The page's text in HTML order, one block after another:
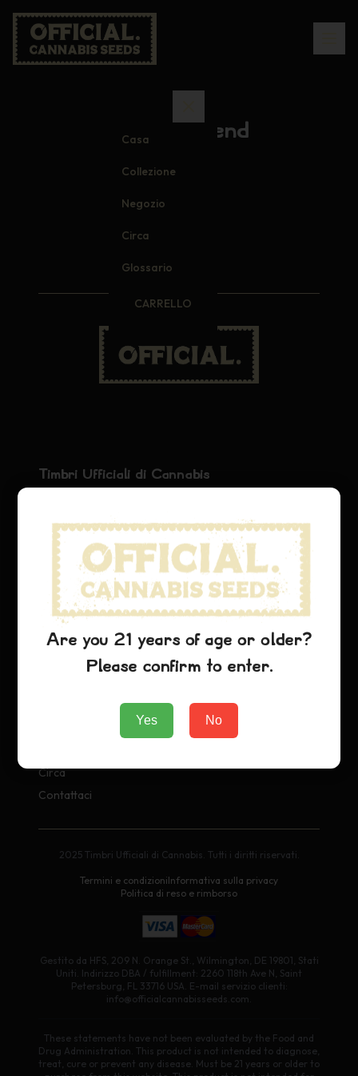
Casa
Collezione
Negozio
Circa
Glossario
CARRELLO
Cotton Blend
Timbri Ufficiali di Cannabis
Negozio
Collezione
Negozio
Circa
Contattaci
2025 Timbri Ufficiali di Cannabis. Tutti i diritti riservati.
Termini e condizioniInformativa sulla privacy
Politica di reso e rimborso
Gestito da HFS, 209 N. Orange St., Wilmington, DE 19801, Stati
Uniti. Indirizzo DBA / fulfillment: 2260 118th Ave N, Saint
Petersburg, FL 33716 USA. E-mail servizio clienti:
info@officialcannabisseeds.com.
These statements have not been evaluated by the Food and
Drug Administration. This product is not intended to diagnose,
treat, cure or prevent any disease. Must be 21 years or older to
Are you 21 years of age or older?
Please confirm to enter.
Yes No